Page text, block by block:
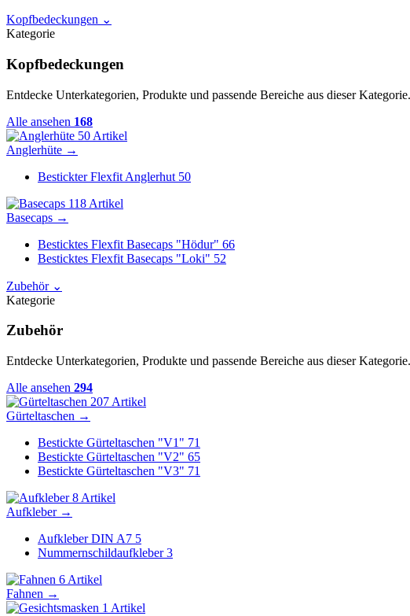
Kopfbedeckungen ⌄
Kategorie
Kopfbedeckungen
Entdecke Unterkategorien, Produkte und passende Bereiche aus dieser Kategorie.
Alle ansehen 168
50 Artikel
Anglerhüte →
Bestickter Flexfit Anglerhut 50
118 Artikel
Basecaps →
Besticktes Flexfit Basecaps "Hödur" 66
Besticktes Flexfit Basecaps "Loki" 52
Zubehör ⌄
Kategorie
Zubehör
Entdecke Unterkategorien, Produkte und passende Bereiche aus dieser Kategorie.
Alle ansehen 294
207 Artikel
Gürteltaschen →
Bestickte Gürteltaschen "V1" 71
Bestickte Gürteltaschen "V2" 65
Bestickte Gürteltaschen "V3" 71
8 Artikel
Aufkleber →
Aufkleber DIN A7 5
Nummernschildaufkleber 3
6 Artikel
Fahnen →
1 Artikel